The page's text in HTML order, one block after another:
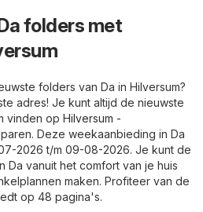
folders met
folders van Da in Hilversum?
adres! Je kunt altijd de nieuwste
vinden op Hilversum -
Deze weekaanbieding in Da
2026 t/m 09-08-2026. Je kunt de
Da vanuit het comfort van je huis
maken. Profiteer van de
op 48 pagina's.